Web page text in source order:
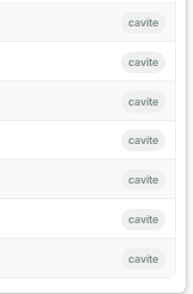
cavite
cavite
cavite
cavite
cavite
cavite
cavite